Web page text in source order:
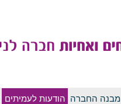
לדלג
מבנה החברה הודעות לעמיתים